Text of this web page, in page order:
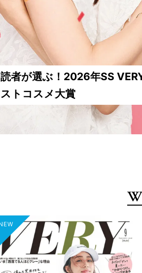
VERY世代が金融教育家・田
「なぜ今、NOT A HOTELなの